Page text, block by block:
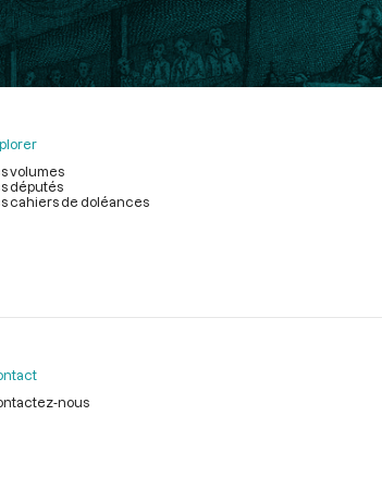
volumes
députés
cahiers de doléances
nous